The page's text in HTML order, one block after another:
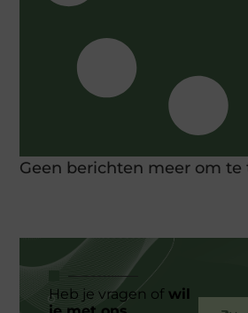
Geen berichten meer om te
Heb je vragen ofwil